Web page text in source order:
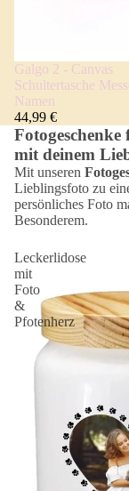
Galgo 2 - Canvas
Schultertasche
Namen
44,99 €
mit deinem
Mit unseren
Lieblingsfoto zu
persönliches Foto
Besonderem.
Leckerlidose
mit
Foto
&
Pfotenherz